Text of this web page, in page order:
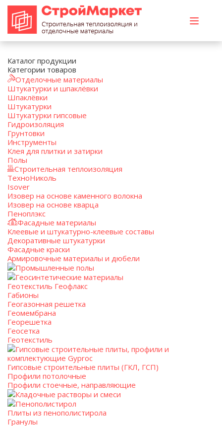
Каталог продукции
Категории товаров
Отделочные материалы
Штукатурки и шпаклёвки
Шпаклёвки
Штукатурки
Штукатурки гипсовые
Гидроизоляция
Грунтовки
Инструменты
Клея для плитки и затирки
Полы
Строительная теплоизоляция
ТехноНиколь
Isover
Изовер на основе каменного волокна
Изовер на основе кварца
Пеноплэкс
Фасадные материалы
Клеевые и штукатурно-клеевые составы
Декоративные штукатурки
Фасадные краски
Армировочные материалы и дюбели
Промышленные полы
Геосинтетические материалы
Геотекстиль Геофлакс
Габионы
Геогазонная решетка
Геомембрана
Георешетка
Геосетка
Геотекстиль
Гипсовые строительные плиты, профили и
комплектующие Gyproc
Гипсовые строительные плиты (ГКЛ, ГСП)
Профили потолочные
Профили стоечные, направляющие
Кладочные растворы и смеси
Пенополистирол
Плиты из пенополистирола
Гранулы